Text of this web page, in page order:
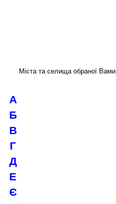
Міста та селища обраної Вами
А
Б
В
Г
Д
Е
Є